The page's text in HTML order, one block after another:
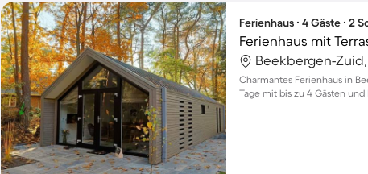
Ferienhaus ∙ 4 Gäste ∙ 2
Beekbergen-
Charmantes Ferienhaus in
Tage mit bis zu 4 Gästen und